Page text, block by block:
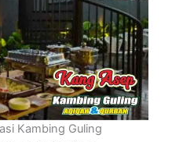
Kambing Guling